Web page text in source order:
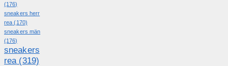
(176)
sneakers herr
rea (170)
sneakers män
(176)
sneakers
rea (319)